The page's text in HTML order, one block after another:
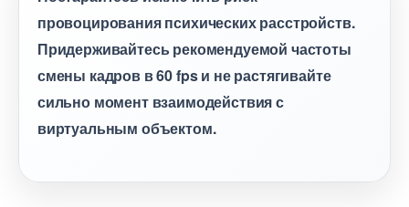
провоцирования психических расстройств.
Придерживайтесь рекомендуемой частоты
смены кадров в 60 fps и не растягивайте
сильно момент взаимодействия с
иртуальным объектом.